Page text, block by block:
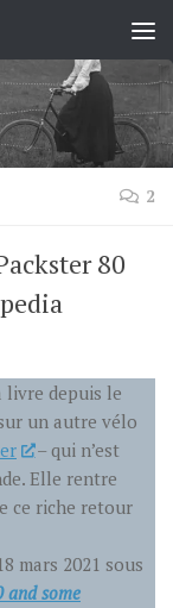
2
80
livre depuis le
un autre vélo
– qui n’est
Elle rentre
ce riche retour
mars 2021 sous
and some